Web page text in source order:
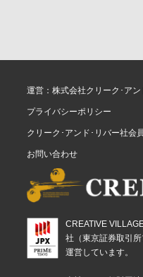
運営：株式会社クリーク･アン
プライバシーポリシー
クリーク･アンド･リバー社会
お問い合わせ
CREATIVE
社（東京証券取引
運営しています。